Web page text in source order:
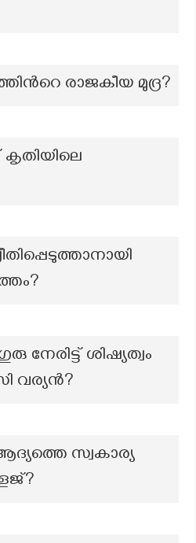
രാജകീയ മുദ്ര?
കൃതിയിലെ
നേരിട്ട് ശിഷ്യത്വം
വര്യൻ?
സ്വകാര്യ